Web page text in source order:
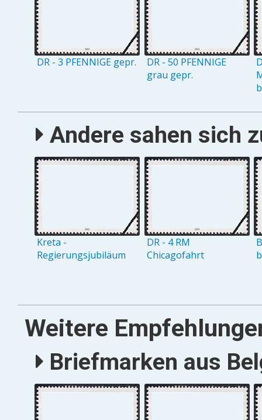
DR - 3 PFENNIGE gepr.
DR - 50 PFENNIGE
grau gepr.
Andere sahen sich
Kreta -
Regierungsjubiläum
DR - 4 RM
Chicagofahrt
Weitere
Briefmarken aus